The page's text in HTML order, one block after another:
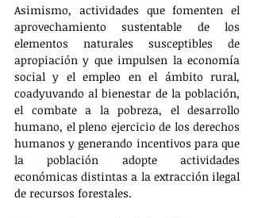
Asimismo, actividades que fomenten el
aprovechamiento sustentable de los
elementos naturales susceptibles de
apropiación y que impulsen la economía
social y el empleo en el ámbito rural,
coadyuvando al bienestar de la población,
el combate a la pobreza, el desarrollo
humano, el pleno ejercicio de los derechos
humanos y generando incentivos para que
la población adopte actividades
económicas distintas a la extracción ilegal
de recursos forestales.